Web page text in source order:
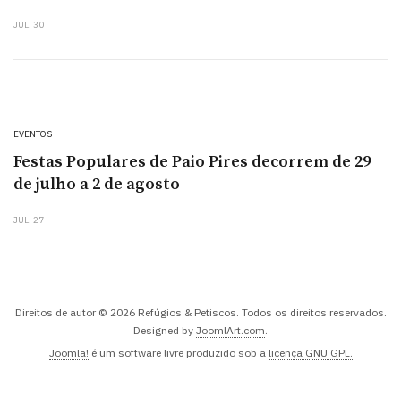
JUL. 30
EVENTOS
Festas Populares de Paio Pires decorrem de 29
de julho a 2 de agosto
JUL. 27
Direitos de autor © 2026 Refúgios & Petiscos. Todos os direitos reservados.
Designed by JoomlArt.com
Joomla! é um software livre produzido sob a licença GNU GPL.